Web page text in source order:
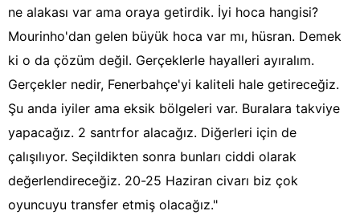
ne alakası var ama oraya getirdik. İyi hoca hangisi?
Mourinho'dan gelen büyük hoca var mı, hüsran. Demek
ki o da çözüm değil. Gerçeklerle hayalleri ayıralım.
Gerçekler nedir, Fenerbahçe'yi kaliteli hale getireceğiz.
Şu anda iyiler ama eksik bölgeleri var. Buralara takviye
yapacağız. 2 santrfor alacağız. Diğerleri için de
çalışılıyor. Seçildikten sonra bunları ciddi olarak
değerlendireceğiz. 20-25 Haziran civarı biz çok
oyuncuyu transfer etmiş olacağız."